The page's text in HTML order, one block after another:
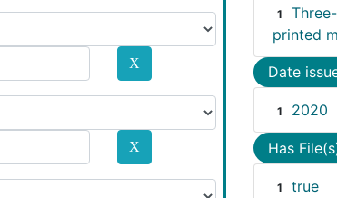
1
printed
Date
1 2020
Has
1 true